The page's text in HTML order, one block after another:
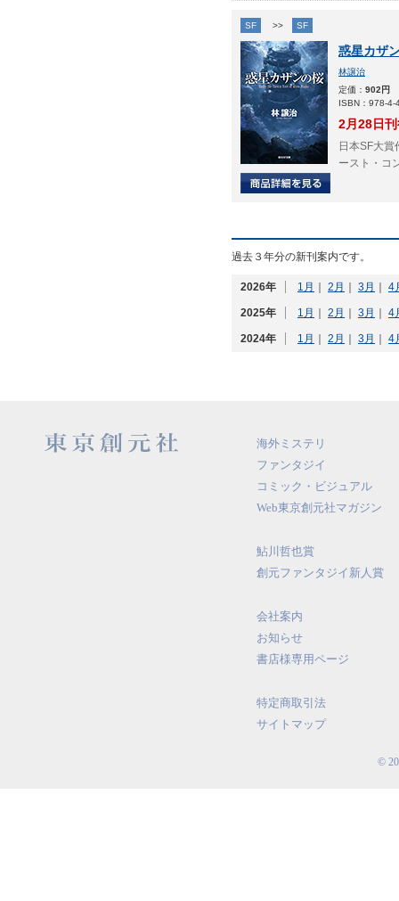
SF >> SF
惑星カザ
林譲治
定価： 902円
ISBN：978-4-
2月28日
日本SF大賞
ースト・コ
過去３年分の新刊案内です。
2026年 1月 2月 3月 4
2025年 1月 2月 3月 4
2024年 1月 2月 3月 4
海外ミステリ
ファンタジイ
コミック・ビジュアル
Web東京創元社マガジン
鮎川哲也賞
創元ファンタジイ新人賞
会社案内
お知らせ
書店様専用ページ
特定商取引法
サイトマップ
©